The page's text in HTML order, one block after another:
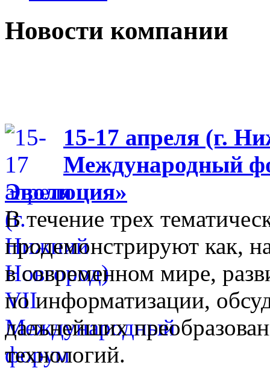
Новости компании
15-17 апреля (г.
Международный
Эволюция»
В течение трех
продемонстрируют как,
в современном мире,
по информатизации,
дальнейших
технологий.